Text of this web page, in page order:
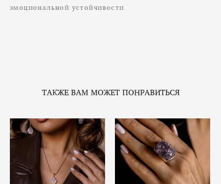
эмоциональной устойчивости
ТАКЖЕ ВАМ МОЖЕТ ПОНРАВИТЬСЯ